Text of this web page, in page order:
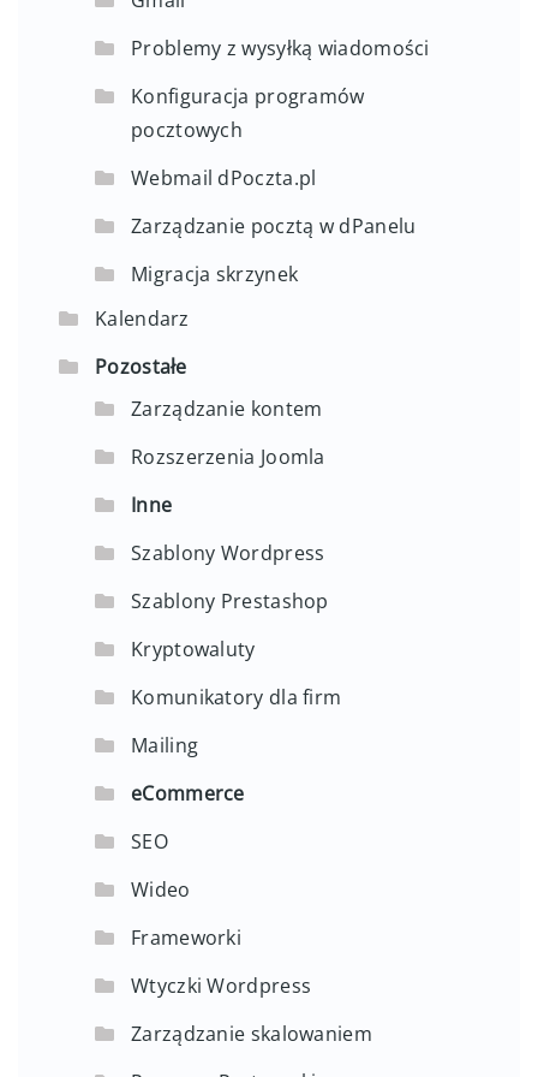
Problemy z wysyłką wiadomości
Konfiguracja programów
pocztowych
Webmail dPoczta.pl
Zarządzanie pocztą w dPanelu
Migracja skrzynek
Kalendarz
Pozostałe
Zarządzanie kontem
Rozszerzenia Joomla
Inne
Szablony Wordpress
Szablony Prestashop
Kryptowaluty
Komunikatory dla firm
Mailing
eCommerce
SEO
Wideo
Frameworki
Wtyczki Wordpress
Zarządzanie skalowaniem